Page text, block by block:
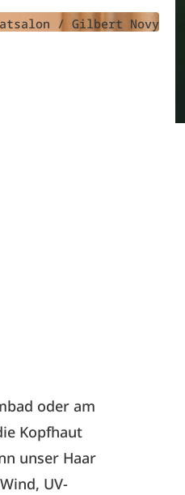
/ Gilbert Novy
oder am
Kopfhaut
unser Haar
UV-